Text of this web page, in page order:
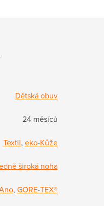
Dětská obuv
24 měsíců
Textil, eko-Kůže
široká noha
, GORE-TEX®